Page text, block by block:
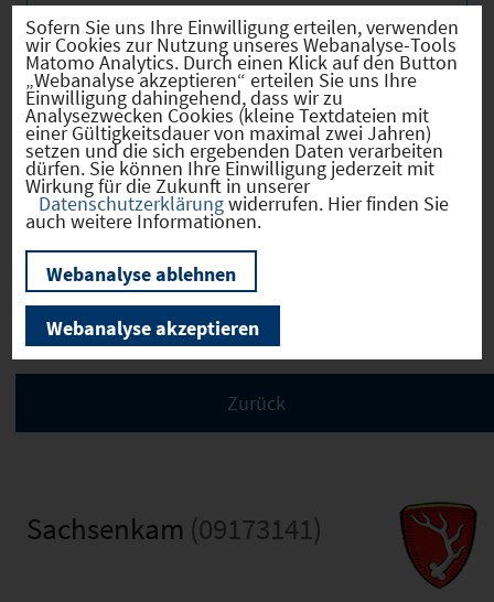
Sozialvers. Beschäftigte
Verkehrsinfrastruktur
Kommunale Infrastruktur
Sachsenkam (09173141)
Sofern Sie uns Ihre Einwilligung erteilen, verwenden
wir Cookies zur Nutzung unseres Webanalyse-Tools
Matomo Analytics. Durch einen Klick auf den Button
„Webanalyse akzeptieren“ erteilen Sie uns Ihre
Einwilligung dahingehend, dass wir zu
Analysezwecken Cookies (kleine Textdateien mit
einer Gültigkeitsdauer von maximal zwei Jahren)
setzen und die sich ergebenden Daten verarbeiten
dürfen. Sie können Ihre Einwilligung jederzeit mit
Wirkung für die Zukunft in unserer
Datenschutzerklärungwiderrufen. Hier finden Sie
auch weitere Informationen.
Webanalyse ablehnen
Webanalyse akzeptieren